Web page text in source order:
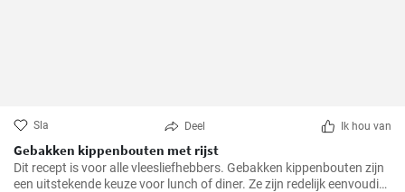
Sla Deel Ik hou van
Gebakken kippenbouten met rijst
Dit recept is voor alle vleesliefhebbers. Gebakken kippenbouten zijn
een uitstekende keuze voor lunch of diner. Ze zijn redelijk eenvoudig